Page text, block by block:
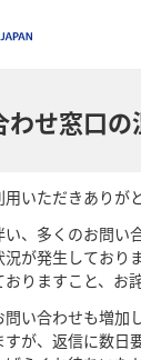
わせ窓口の
いただきありが
、多くのお問い
が発生しておりま
りますこと、お
い合わせも増加
が、返信に数日